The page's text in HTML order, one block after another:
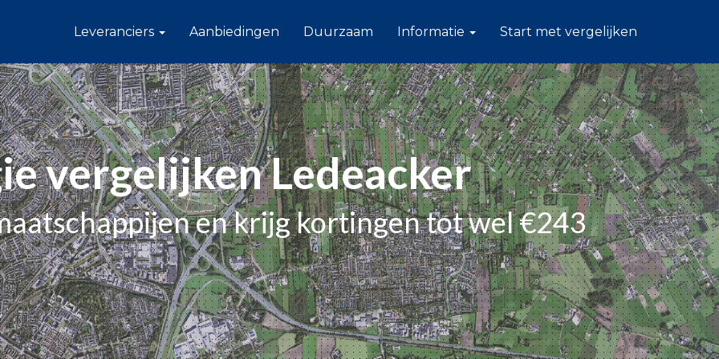
Leveranciers Aanbiedingen Duurzaam Informatie Start met vergelijken
vergelijken Ledeacker
en krijg kortingen tot wel €243